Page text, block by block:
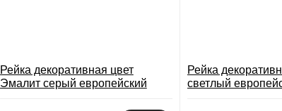
Рейка декоративная цвет
Эмалит серый европейский
Рейка
светлый